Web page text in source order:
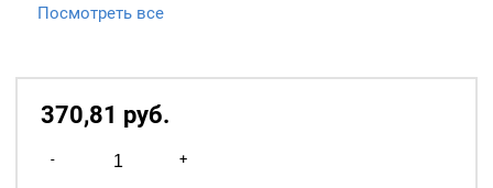
помощью которого можно
ткани, коже .
Вкручивается в верхнюю
часть пресса.
Дополнительно
Посмотреть все
370,81 руб.
-
товара
+